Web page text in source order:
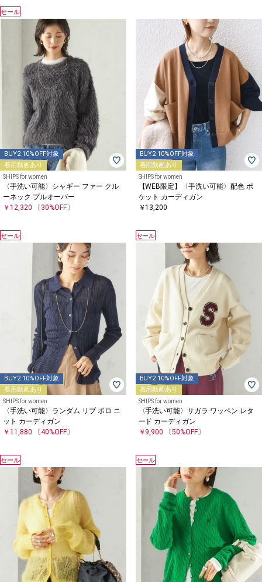
セール
BUY2 10%OFF対象
着用動画あり
SHIPS for women
〈手洗い可能〉シャギー ファー クル
ーネック プルオーバー
￥12,320 〔30%OFF〕
BUY2 10%OFF対象
着用動画あり
SHIPS for women
【WEB限定】〈手洗い可能〉配色 ポ
ケット カーディガン
￥13,200
セール
BUY2 10%OFF対象
着用動画あり
SHIPS for women
〈手洗い可能〉ランダム リブ ポロ ニ
ット カーディガン
￥11,880 〔40%OFF〕
セール
BUY2 10%OFF対象
着用動画あり
SHIPS for women
〈手洗い可能〉サガラ ワッペン レタ
ード カーディガン
￥9,900
〔50%OFF〕
セール セール